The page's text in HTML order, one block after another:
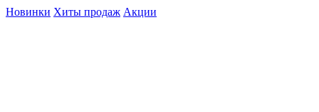
Новинки Хиты продаж Акции